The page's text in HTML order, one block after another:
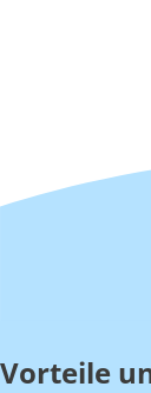
Vorteile